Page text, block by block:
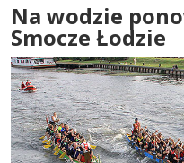
Na wodzie
Smocze Łodzie